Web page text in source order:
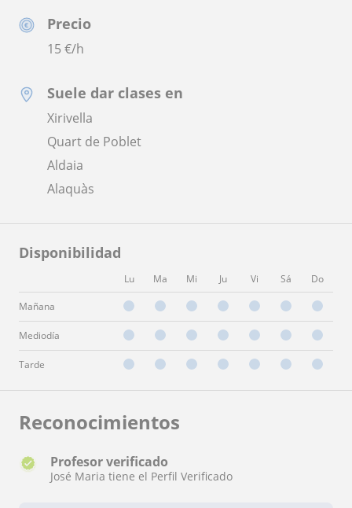
Precio
15€/h
Suele dar clases en
Xirivella
Quart de Poblet
Aldaia
Alaquàs
Disponibilidad
Lu Ma Mi Ju Vi Sá Do
Mañana
Mediodía
Tarde
Reconocimientos
Profesor verificado
José Maria tiene el Perfil Verificado